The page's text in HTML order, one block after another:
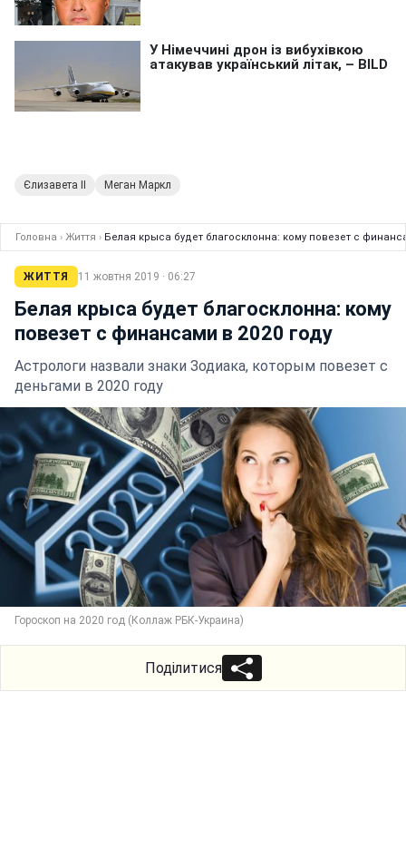
Єлизавета II Меган Маркл
Головна › Життя › Белая крыса будет благосклонна: кому повезет с
ЖИТТЯ 11 жовтня 2019 · 06:27
Белая крыса будет благосклонна: кому
повезет с финансами в 2020 году
Астрологи назвали знаки Зодиака, которым повезет с
деньгами в 2020 году
Гороскоп на 2020 год (Коллаж РБК-Украина)
Поділитися